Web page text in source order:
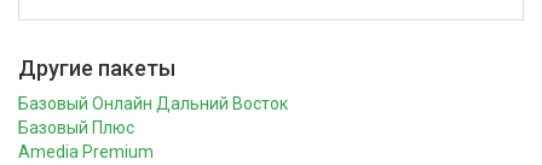
Другие пакеты
Базовый Онлайн Дальний Восток
Базовый Плюс
Amedia Premium